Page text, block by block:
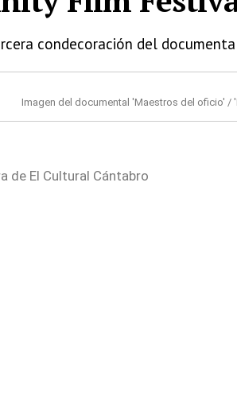
condecoración del
Imagen del documental 'Maestros del oficio' /
de El Cultural Cántabro